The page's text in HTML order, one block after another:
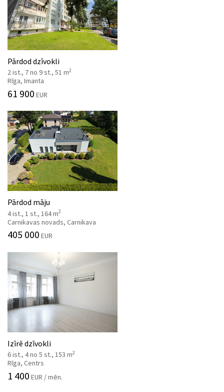
Pārdod dzīvokli
2 ist., 7 no 9 st., 51 m2
Rīga, Imanta
61 900 EUR
Pārdod māju
4 ist., 1 st., 164 m2
Carnikavas novads, Carnikava
405 000 EUR
Izīrē dzīvokli
6 ist., 4 no 5 st., 153 m2
Rīga, Centrs
1 400 EUR / mēn.